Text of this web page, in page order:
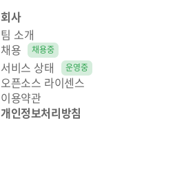
회사
팀 소개
채용
채용중
서비스 상태 운영중
오픈소스 라이센스
이용약관
개인정보처리방침